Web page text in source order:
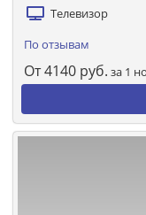
Телевизор
По отзывам
От4140 руб. за 1